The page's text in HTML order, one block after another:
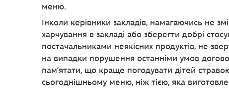
меню.
Інколи керівники закладів, намагаючись не
харчування в закладі або зберегти добрі
постачальниками неякісних продуктів, не
на випадки порушення останніми умов
пам’ятати, що краще погодувати дітей
сьогоднішньому меню, ніж тією, яка